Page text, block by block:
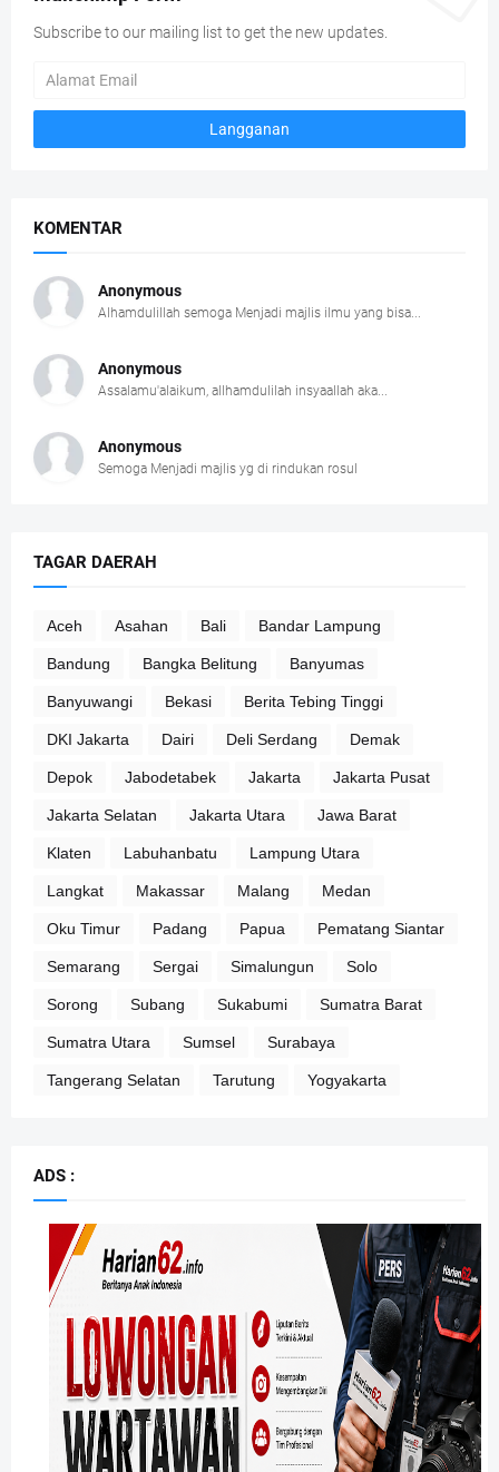
Subscribe to our mailing list to get the new updates.
KOMENTAR
Anonymous
Alhamdulillah semoga Menjadi majlis ilmu yang bisa...
Anonymous
Assalamu'alaikum, allhamdulilah insyaallah aka...
Anonymous
Semoga Menjadi majlis yg di rindukan rosul
TAGAR DAERAH
Aceh Asahan Bali Bandar Lampung
Bandung Bangka Belitung Banyumas
Banyuwangi Bekasi Berita Tebing Tinggi
DKI Jakarta Dairi Deli Serdang Demak
Depok Jabodetabek Jakarta Jakarta Pusat
Jakarta Selatan Jakarta Utara Jawa Barat
Klaten Labuhanbatu Lampung Utara
Langkat Makassar Malang Medan
Oku Timur Padang Papua Pematang Siantar
Semarang Sergai Simalungun Solo
Sorong Subang Sukabumi Sumatra Barat
Sumatra Utara Sumsel Surabaya
Tangerang Selatan Tarutung Yogyakarta
ADS :